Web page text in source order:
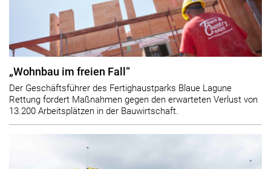
„Wohnbau im freien Fall“
Der Geschäftsführer des Fertighaustparks Blaue Lagune
Rettung fordert Maßnahmen gegen den erwarteten Verlust von
13.200 Arbeitsplätzen in der Bauwirtschaft.